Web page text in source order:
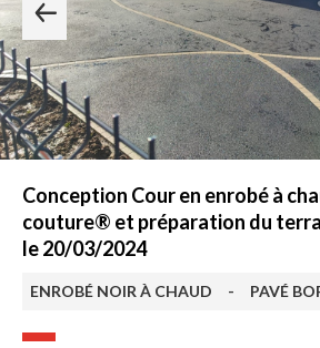
Conception Cour en enrobé à
couture® et préparation du
le 20/03/2024
ENROBÉ NOIR À CHAUD - PAVÉ